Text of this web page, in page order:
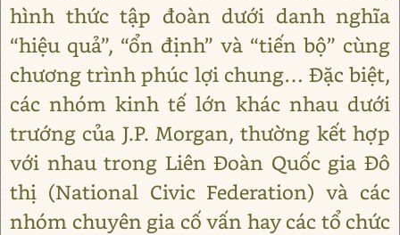
hình thức tập đoàn dưới danh nghĩa
“hiệu quả”, “ổn định” và “tiến bộ” cùng
chương trình phúc lợi chung… Đặc biệt,
các nhóm kinh tế lớn khác nhau dưới
trướng của J.P. Morgan, thường kết hợp
với nhau trong Liên Đoàn Quốc gia Đô
thị (National Civic Federation) và các
nhóm chuyên gia cố vấn hay các tổ chức